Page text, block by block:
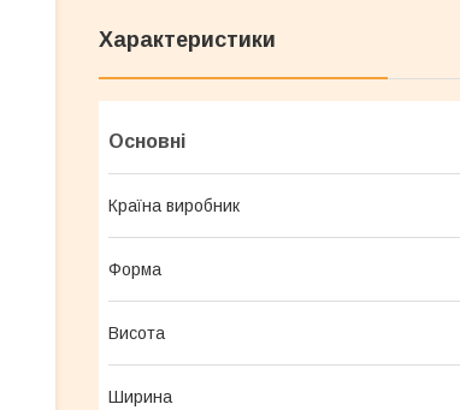
Характеристики
Основні
Країна виробник
Форма
Висота
Ширина